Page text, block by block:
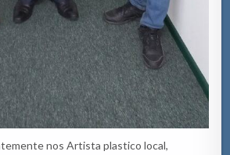
nos Artista plastico local,